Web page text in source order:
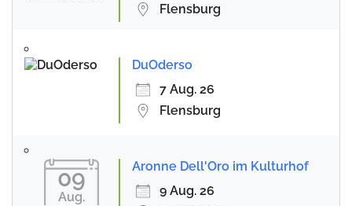
Flensburg
DuOderso
7 Aug. 26
Flensburg
09
Aug.
Aronne Dell'Oro im Kulturhof
9 Aug. 26